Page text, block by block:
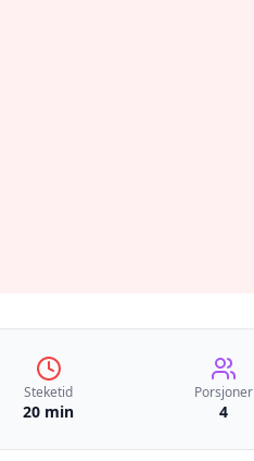
Steketid
20 min
Porsjoner
4